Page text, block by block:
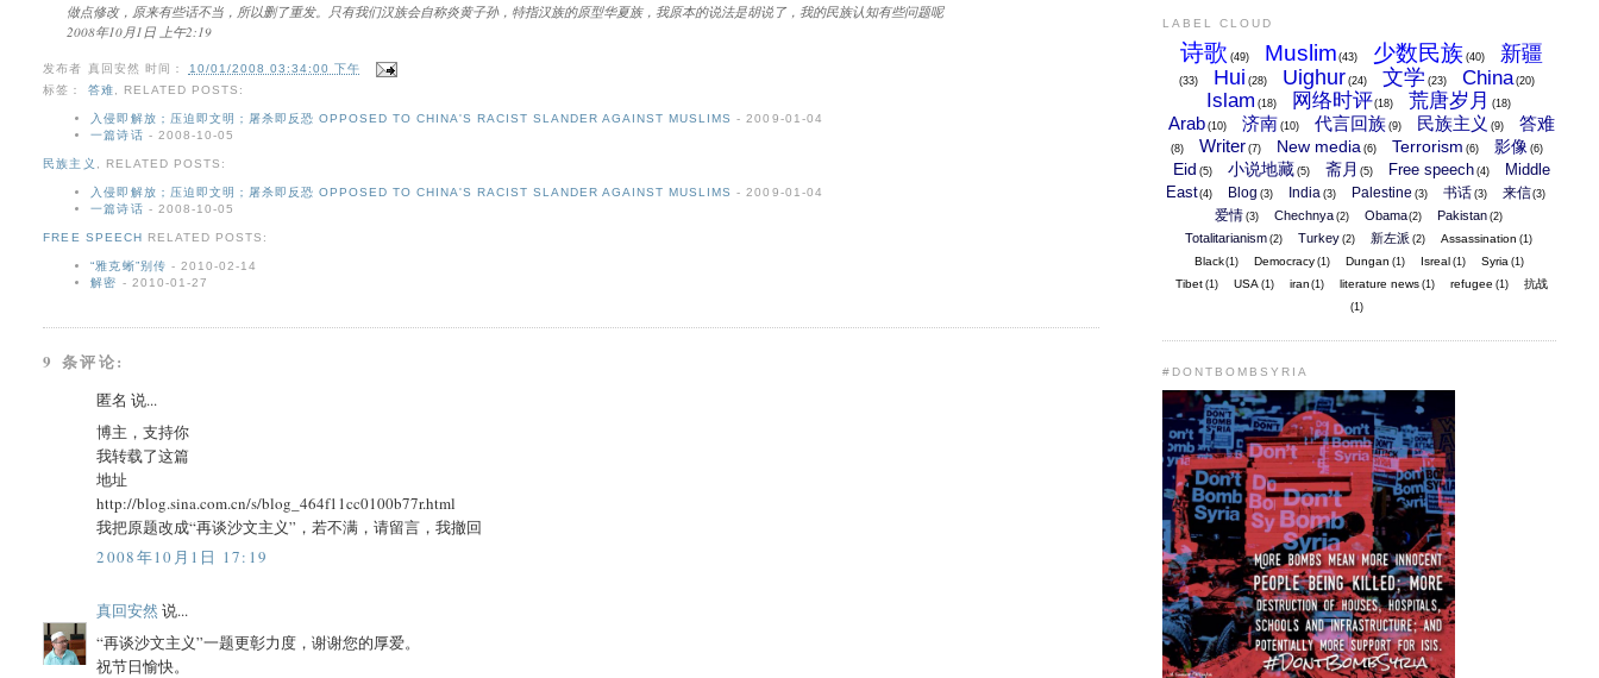
做点修改，原来有些话不当，所以删了重发。只有我们汉族会自称炎黄子孙，特指汉族的原型华夏族，我原本的说法是胡说了，我的民族认知有些问题呢
2008年10月1日 上午2:19
发布者 真回安然 时间：
10/01/2008 03:34:00 下午
标签： 答难 RELATED POSTS:
入侵即解放；压迫即文明；屠杀即反恐 OPPOSED TO CHINA'S RACIST SLANDER AGAINST MUSLIMS - 2009-01-04
一篇诗话 - 2008-10-05
民族主义 RELATED POSTS:
入侵即解放；压迫即文明；屠杀即反恐 OPPOSED TO CHINA'S RACIST SLANDER AGAINST MUSLIMS - 2009-01-04
一篇诗话 - 2008-10-05
FREE SPEECH RELATED POSTS:
“雅克蜥”别传 - 2010-02-14
解密 - 2010-01-27
9 条评论:
匿名 说...
博主，支持你
我转载了这篇
地址
http://blog.sina.com.cn/s/blog_464f11cc0100b77r.html
我把原题改成“再谈沙文主义”，若不满，请留言，我撤回
2008年10月1日 17:19
真回安然 说...
“再谈沙文主义”一题更彰力度，谢谢您的厚爱。
祝节日愉快。
LABEL CLOUD
诗歌 (49) Muslim (43) 少数民族 (40) 新疆
(33) Hui (28) Uighur (24) 文学 (23) China (20)
Islam (18) 网络时评(18) 荒唐岁月 (18)
Arab (10) 济南 (10) 代言回族 (9) 民族主义 (9) 答难
(8) Writer (7) New media (6) Terrorism (6) 影像 (6)
Eid (5) 小说地藏 (5) 斋月 (5) Free speech (4)
Middle
East(4) Blog (3) India (3) Palestine (3) 书话 (3) 来信(3)
爱情 (3) Chechnya (2) Obama(2) Pakistan (2)
Totalitarianism (2) Turkey (2) 新左派 (2) Assassination (1)
Black(1) Democracy (1) Dungan (1) Isreal (1) Syria (1)
Tibet (1) USA (1) iran (1) literature news (1) refugee (1) 抗战
(1)
#DONTBOMBSYRIA